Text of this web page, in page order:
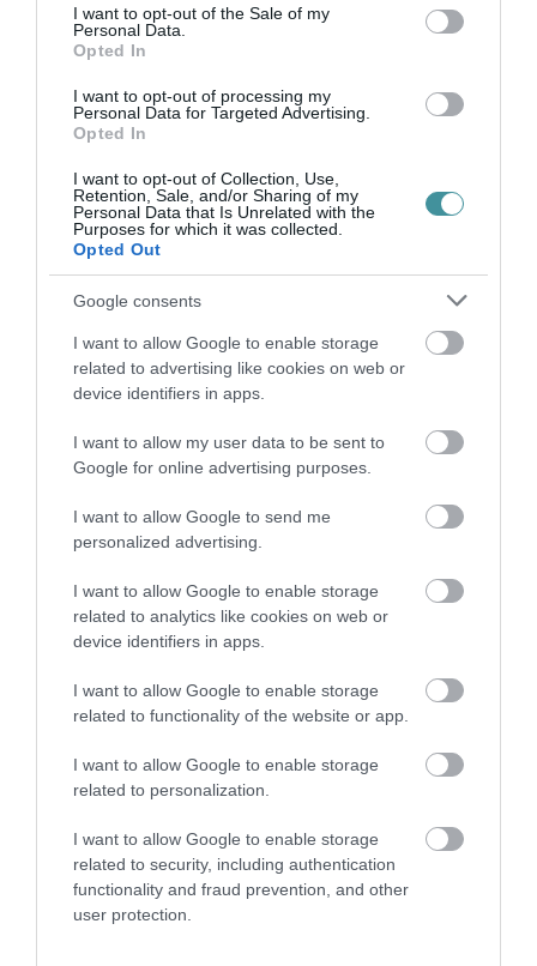
consent section.
I want to opt-out of the Sale of my
Personal Data.
Opted In
I want to opt-out of processing my
Personal Data for Targeted Advertising.
Opted In
I want to opt-out of Collection, Use,
Retention, Sale, and/or Sharing of my
Personal Data that Is Unrelated with the
Purposes for which it was collected.
Opted Out
Google consents
I want to allow Google to enable storage
related to advertising like cookies on web or
device identifiers in apps.
I want to allow my user data to be sent to
Google for online advertising purposes.
I want to allow Google to send me
personalized advertising.
I want to allow Google to enable storage
related to analytics like cookies on web or
device identifiers in apps.
I want to allow Google to enable storage
related to functionality of the website or app.
I want to allow Google to enable storage
related to personalization.
I want to allow Google to enable storage
related to security, including authentication
functionality and fraud prevention, and other
user protection.
Legfrissebb híreink
35 PERCES TANÓRÁK ÉS KEVESEBB HÁZI
2026. augusztus 08|Mindenki ügye
ELNÖKNEK A TISZA
2026. augusztus 08|Mindenki ügye
TELJES SZAKÍTÁS JÖN A...
2026. augusztus 08|Mindenki ügye
AMIKÉRT ÉRDEMES MEGNÉZNI
2026. augusztus 08|Promóció
TÖBB MINT EGY HÓNAP IS LEHET, MIRE
TELJESEN ÚJRAINDUL A P...
TANULJ NÉMETÜL OTTHONRÓL: A
DIGITÁLIS TANULÁS ELŐNYEI